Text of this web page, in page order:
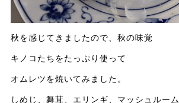
秋を感じてきましたので、秋の味覚
キノコたちをたっぷり使って
オムレツを焼いてみました。
しめじ、舞茸、エリンギ、マッシュルーム